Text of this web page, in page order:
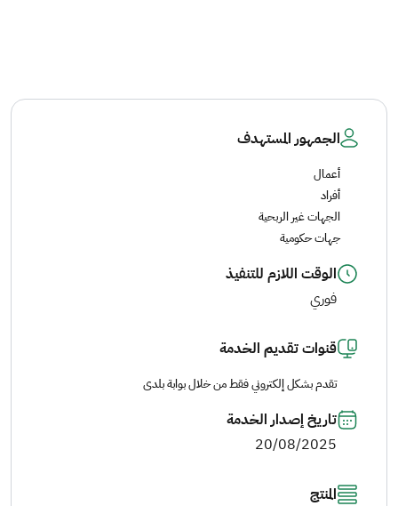
الجمهور المستهدف
أعمال
أفراد
الجهات غير الربحية
جهات حكومية
الوقت اللازم للتنفيذ
فوري
قنوات تقديم الخدمة
تقدم بشكل إلكتروني فقط من خلال بوابة بلدى
تاريخ إصدار الخدمة
20/08/2025
المنتج